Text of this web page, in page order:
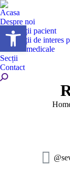
Deschide bara de unelte
Acasa
Despre noi
Informații pacient
Informații de interes
Servicii medicale
Secții
Contact
You